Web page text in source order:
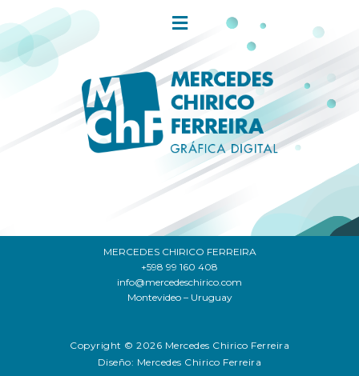
MERCEDES CHIRICO FERREIRA
+598 99 160 408
info@mercedeschirico.com
Montevideo – Uruguay
Copyright © 2026 Mercedes Chirico Ferreira
Diseño: Mercedes Chirico Ferreira